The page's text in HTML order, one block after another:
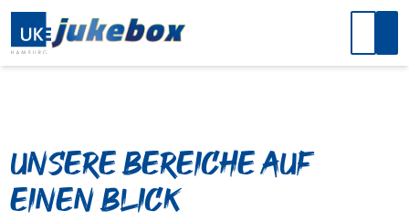
Unsere Bereiche auf
einen Blick